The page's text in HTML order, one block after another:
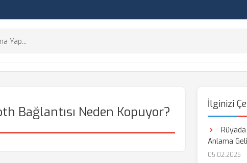
Bağlantısı Neden Kopuyor? İlginizi
Anlama
05.02.2025